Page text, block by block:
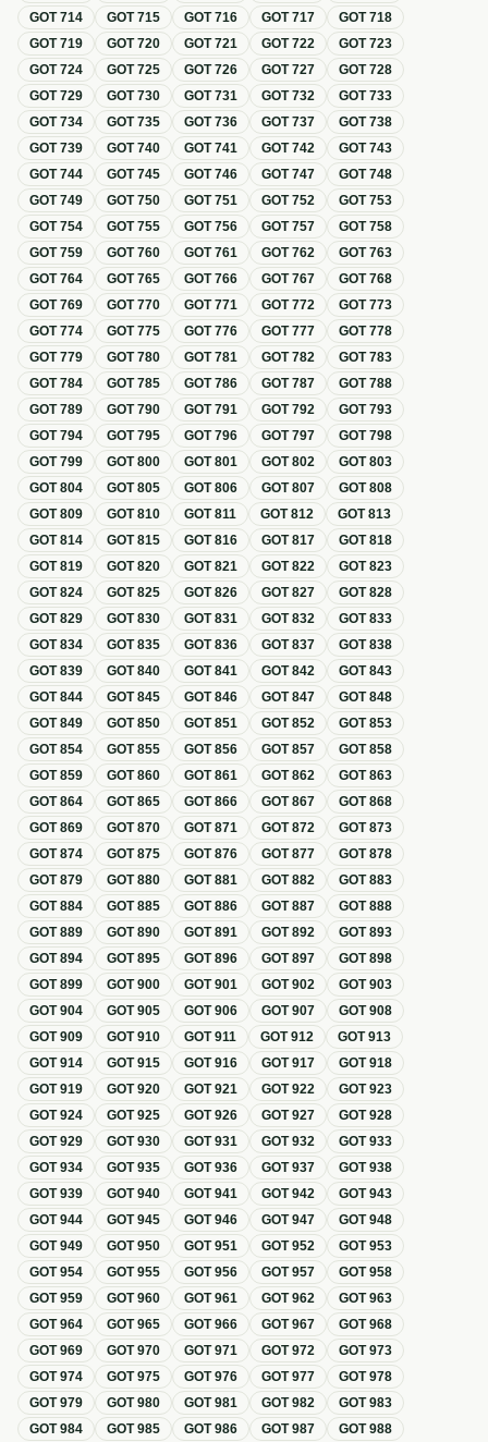
GOT714 GOT715 GOT716 GOT717 GOT718
GOT719 GOT720 GOT721 GOT722 GOT723
GOT724 GOT725 GOT726 GOT727 GOT728
GOT729 GOT730 GOT731 GOT732 GOT733
GOT734 GOT735 GOT736 GOT737 GOT738
GOT739 GOT740 GOT741 GOT742 GOT743
GOT744 GOT745 GOT746 GOT747 GOT748
GOT749 GOT750 GOT751 GOT752 GOT753
GOT754 GOT755 GOT756 GOT757 GOT758
GOT759 GOT760 GOT761 GOT762 GOT763
GOT764 GOT765 GOT766 GOT767 GOT768
GOT769 GOT770 GOT771 GOT772 GOT773
GOT774 GOT775 GOT776 GOT777 GOT778
GOT779 GOT780 GOT781 GOT782 GOT783
GOT784 GOT785 GOT786 GOT787 GOT788
GOT789 GOT790 GOT791 GOT792 GOT793
GOT794 GOT795 GOT796 GOT797 GOT798
GOT799 GOT800 GOT801 GOT802 GOT803
GOT804 GOT805 GOT806 GOT807 GOT808
GOT809 GOT810 GOT811 GOT812 GOT813
GOT814 GOT815 GOT816 GOT817 GOT818
GOT819 GOT820 GOT821 GOT822 GOT823
GOT824 GOT825 GOT826 GOT827 GOT828
GOT829 GOT830 GOT831 GOT832 GOT833
GOT834 GOT835 GOT836 GOT837 GOT838
GOT839 GOT840 GOT841 GOT842 GOT843
GOT844 GOT845 GOT846 GOT847 GOT848
GOT849 GOT850 GOT851 GOT852 GOT853
GOT854 GOT855 GOT856 GOT857 GOT858
GOT859 GOT860 GOT861 GOT862 GOT863
GOT864 GOT865 GOT866 GOT867 GOT868
GOT869 GOT870 GOT871 GOT872 GOT873
GOT874 GOT875 GOT876 GOT877 GOT878
GOT879 GOT880 GOT881 GOT882 GOT883
GOT884 GOT885 GOT886 GOT887 GOT888
GOT889 GOT890 GOT891 GOT892 GOT893
GOT894 GOT895 GOT896 GOT897 GOT898
GOT899 GOT900 GOT901 GOT902 GOT903
GOT904 GOT905 GOT906 GOT907 GOT908
GOT909 GOT910 GOT911 GOT912 GOT913
GOT914 GOT915 GOT916 GOT917 GOT918
GOT919 GOT920 GOT921 GOT922 GOT923
GOT924 GOT925 GOT926 GOT927 GOT928
GOT929 GOT930 GOT931 GOT932 GOT933
GOT934 GOT935 GOT936 GOT937 GOT938
GOT939 GOT940 GOT941 GOT942 GOT943
GOT944 GOT945 GOT946 GOT947 GOT948
GOT949 GOT950 GOT951 GOT952 GOT953
GOT954 GOT955 GOT956 GOT957 GOT958
GOT959 GOT960 GOT961 GOT962 GOT963
GOT964 GOT965 GOT966 GOT967 GOT968
GOT969 GOT970 GOT971 GOT972 GOT973
GOT974 GOT975 GOT976 GOT977 GOT978
GOT979 GOT980 GOT981 GOT982 GOT983
GOT984 GOT985 GOT986 GOT987 GOT988